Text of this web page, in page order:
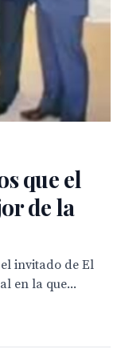
que el
de la
invitado de El
en la que...